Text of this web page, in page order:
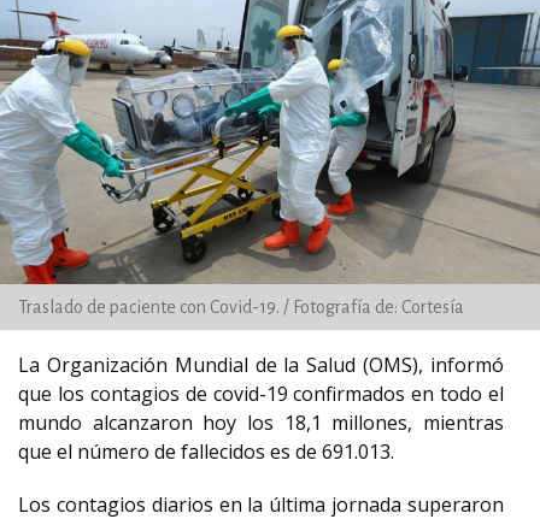
Traslado de paciente con Covid-19. / Fotografía de: Cortesía
La Organización Mundial de la Salud (OMS), informó
que los contagios de covid-19 confirmados en todo el
mundo alcanzaron hoy los 18,1 millones, mientras
que el número de fallecidos es de 691.013.
Los contagios diarios en la última jornada superaron